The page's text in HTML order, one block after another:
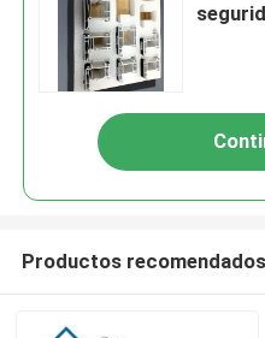
Productos recomendados